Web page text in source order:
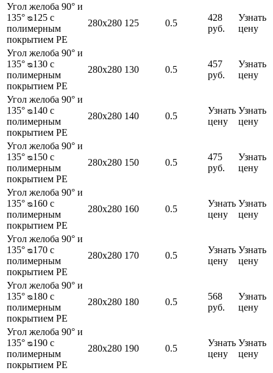
Угол желоба 90° и
135° ᴓ125 с
полимерным
покрытием PE
280х280 125 0.5
428
руб.
Узнать
цену
Угол желоба 90° и
135° ᴓ130 с
полимерным
покрытием PE
280х280 130 0.5
457
руб.
Узнать
цену
Угол желоба 90° и
135° ᴓ140 с
полимерным
покрытием PE
280х280 140 0.5
Узнать
цену
Узнать
цену
Угол желоба 90° и
135° ᴓ150 с
полимерным
покрытием PE
280х280 150 0.5
475
руб.
Узнать
цену
Угол желоба 90° и
135° ᴓ160 с
полимерным
покрытием PE
280х280 160 0.5
Узнать
цену
Узнать
цену
Угол желоба 90° и
135° ᴓ170 с
полимерным
покрытием PE
280х280 170 0.5
Узнать
цену
Узнать
цену
Угол желоба 90° и
135° ᴓ180 с
полимерным
покрытием PE
280х280 180 0.5
568
руб.
Узнать
цену
Угол желоба 90° и
135° ᴓ190 с
полимерным
покрытием PE
280х280 190 0.5
Узнать
цену
Узнать
цену